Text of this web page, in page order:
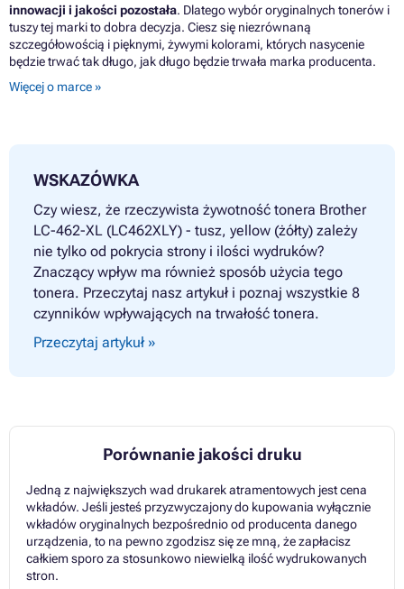
innowacji i jakości pozostała. Dlatego wybór oryginalnych tonerów i
tuszy tej marki to dobra decyzja. Ciesz się niezrównaną
szczegółowością i pięknymi, żywymi kolorami, których nasycenie
będzie trwać tak długo, jak długo będzie trwała marka producenta.
Więcej o marce »
WSKAZÓWKA
Czy wiesz, że rzeczywista żywotność tonera Brother
LC-462-XL (LC462XLY) - tusz, yellow (żółty) zależy
nie tylko od pokrycia strony i ilości wydruków?
Znaczący wpływ ma również sposób użycia tego
tonera. Przeczytaj nasz artykuł i poznaj wszystkie 8
czynników wpływających na trwałość tonera.
Przeczytaj artykuł »
Porównanie jakości druku
Jedną z największych wad drukarek atramentowych jest cena
wkładów. Jeśli jesteś przyzwyczajony do kupowania wyłącznie
wkładów oryginalnych bezpośrednio od producenta danego
urządzenia, to na pewno zgodzisz się ze mną, że zapłacisz
całkiem sporo za stosunkowo niewielką ilość wydrukowanych
stron.